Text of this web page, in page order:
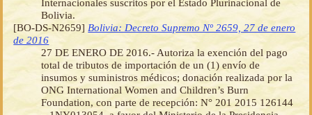
Internacionales suscritos por el Estado Plurinacional de
Bolivia.
[BO-DS-N2659] Bolivia: Decreto Supremo Nº 2659, 27 de enero
de 2016
27 DE ENERO DE 2016.- Autoriza la exención del pago
total de tributos de importación de un (1) envío de
insumos y suministros médicos; donación realizada por la
ONG International Women and Children’s Burn
Foundation, con parte de recepción: N° 201 2015 126144